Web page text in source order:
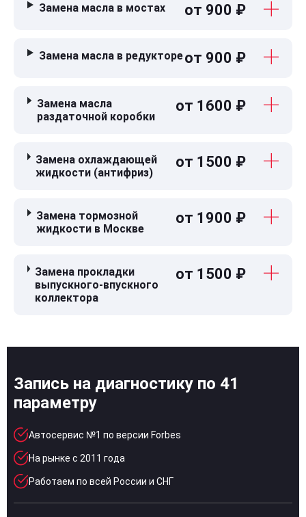
Замена масла в мостах от 900 ₽
Замена масла в редуктореот 900 ₽
Замена масла
раздаточной коробки
от 1600 ₽
Замена охлаждающей
жидкости (антифриз)
от 1500 ₽
Замена тормозной
жидкости в Москве
от 1900 ₽
Замена прокладки
выпускного-впускного
коллектора
от 1500 ₽
Запись на диагностику по 41
параметру
Автосервис №1 по версии Forbes
На рынке с 2011 года
Работаем по всей России и СНГ